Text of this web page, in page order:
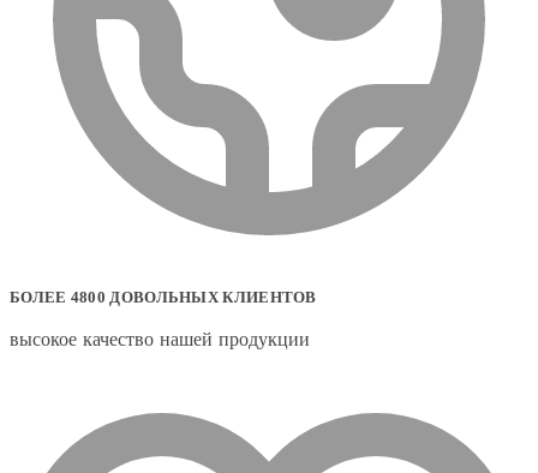
БОЛЕЕ 4800 ДОВОЛЬНЫХ КЛИЕНТОВ
высокое качество нашей продукции